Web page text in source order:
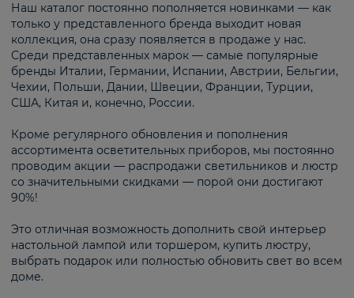
Наш каталог постоянно пополняется новинками — как
только у представленного бренда выходит новая
коллекция, она сразу появляется в продаже у нас.
Среди представленных марок — самые популярные
бренды Италии, Германии, Испании, Австрии, Бельгии,
Чехии, Польши, Дании, Швеции, Франции, Турции,
США, Китая и, конечно, России.
Кроме регулярного обновления и пополнения
ассортимента осветительных приборов, мы постоянно
проводим акции — распродажи светильников и люстр
со значительными скидками — порой они достигают
90%!
Это отличная возможность дополнить свой интерьер
настольной лампой или торшером, купить люстру,
выбрать подарок или полностью обновить свет во всем
доме.